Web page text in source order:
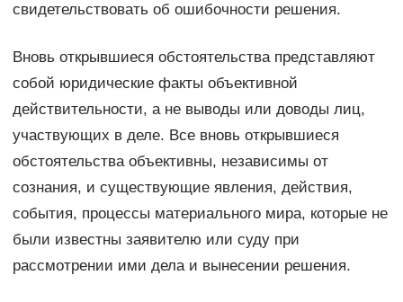
свидетельствовать об ошибочности решения.
Вновь открывшиеся обстоятельства представляют
собой юридические факты объективной
действительности, а не выводы или доводы лиц,
участвующих в деле. Все вновь открывшиеся
обстоятельства объективны, независимы от
сознания, и существующие явления, действия,
события, процессы материального мира, которые не
были известны заявителю или суду при
рассмотрении ими дела и вынесении решения.